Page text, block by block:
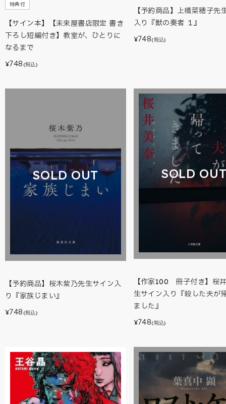
特典付
【サイン本】【未来屋書店限定 書き
下ろし短編付き】教室が、ひとりに
なるまで
¥748 (税込)
【予約商品】上橋菜穂子先
入り『獣の奏者 １』
¥748(税込)
SOLD OUT
【予約商品】桜木紫乃先生サイン入
り『家族じまい』
¥748 (税込)
SOLD
【作家100 冊子付き】桜
生サイン入り『殺した夫が
ました』
¥748(税込)